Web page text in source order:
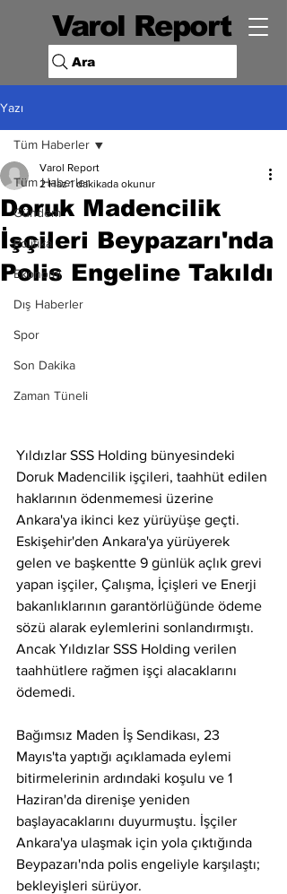
Varol Report
Ara
Yazı
Tüm Haberler
Gündem
Politika
Ekonomi
Dış Haberler
Spor
Son Dakika
Zaman Tüneli
Tüm Haberler
Doruk Madencilik
İşçileri Beypazarı'nda
Polis Engeline Takıldı
Varol Report
2 Haz 1 dakikada okunur
Yıldızlar SSS Holding bünyesindeki
Doruk Madencilik işçileri, taahhüt edilen
haklarının ödenmemesi üzerine
Ankara'ya ikinci kez yürüyüşe geçti.
Eskişehir'den Ankara'ya yürüyerek
gelen ve başkentte 9 günlük açlık grevi
yapan işçiler, Çalışma, İçişleri ve Enerji
bakanlıklarının garantörlüğünde ödeme
sözü alarak eylemlerini sonlandırmıştı.
Ancak Yıldızlar SSS Holding verilen
taahhütlere rağmen işçi alacaklarını
ödemedi.
Bağımsız Maden İş Sendikası, 23
Mayıs'ta yaptığı açıklamada eylemi
bitirmelerinin ardındaki koşulu ve 1
Haziran'da direnişe yeniden
başlayacaklarını duyurmuştu. İşçiler
Ankara'ya ulaşmak için yola çıktığında
Beypazarı'nda polis engeliyle karşılaştı;
bekleyişleri sürüyor.